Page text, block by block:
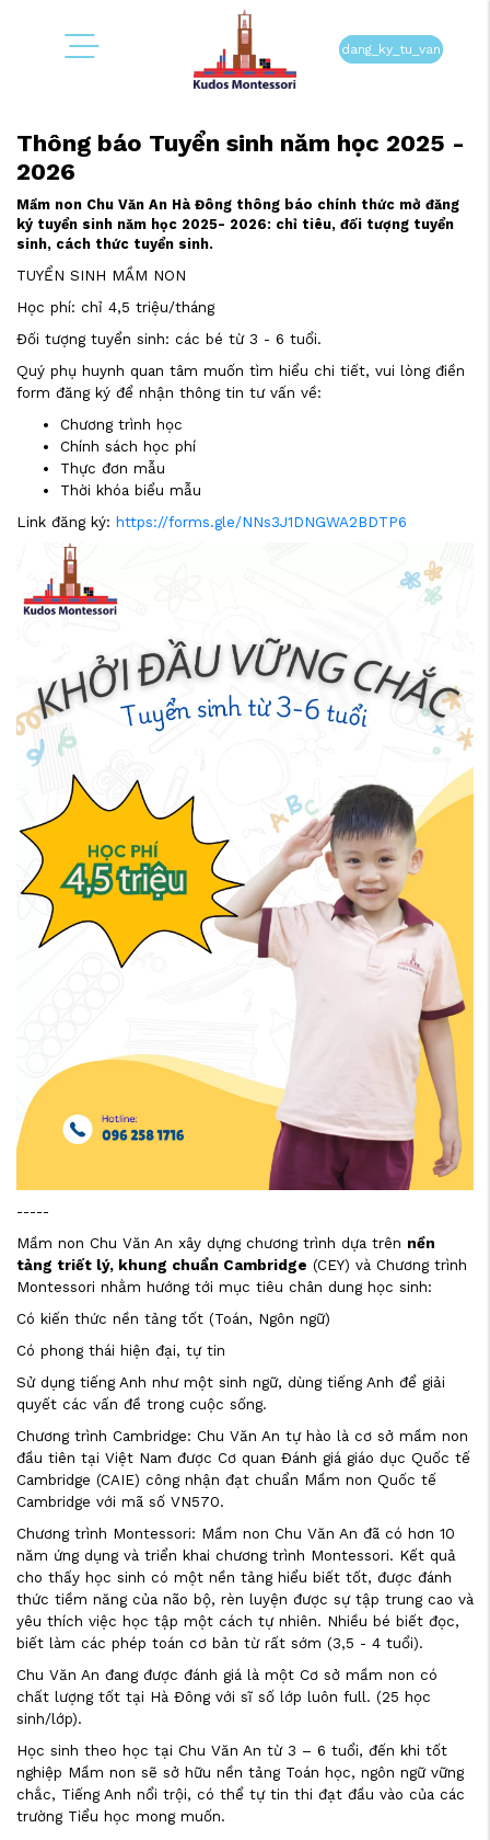
dang_ky_tu_van
Thông báo Tuyển sinh năm học 2025 -
2026
Mầm non Chu Văn An Hà Đông thông báo chính thức mở đăng
ký tuyển sinh năm học 2025- 2026: chỉ tiêu, đối tượng tuyển
sinh, cách thức tuyển sinh.
TUYỂN SINH MẦM NON
Học phí: chỉ 4,5 triệu/tháng
Đối tượng tuyển sinh: các bé từ 3 - 6 tuổi.
Quý phụ huynh quan tâm muốn tìm hiểu chi tiết, vui lòng điền
form đăng ký để nhận thông tin tư vấn về:
Chương trình học
Chính sách học phí
Thực đơn mẫu
Thời khóa biểu mẫu
Link đăng ký: https://forms.gle/NNs3J1DNGWA2BDTP6
-----
Mầm non Chu Văn An xây dựng chương trình dựa trên nền
tảng triết lý, khung chuẩn Cambridge (CEY) và Chương trình
Montessori nhằm hướng tới mục tiêu chân dung học sinh:
Có kiến thức nền tảng tốt (Toán, Ngôn ngữ)
Có phong thái hiện đại, tự tin
Sử dụng tiếng Anh như một sinh ngữ, dùng tiếng Anh để giải
quyết các vấn đề trong cuộc sống.
Chương trình Cambridge: Chu Văn An tự hào là cơ sở mầm non
đầu tiên tại Việt Nam được Cơ quan Đánh giá giáo dục Quốc tế
Cambridge (CAIE) công nhận đạt chuẩn Mầm non Quốc tế
Cambridge với mã số VN570.
Chương trình Montessori: Mầm non Chu Văn An đã có hơn 10
năm ứng dụng và triển khai chương trình Montessori. Kết quả
cho thấy học sinh có một nền tảng hiểu biết tốt, được đánh
thức tiềm năng của não bộ, rèn luyện được sự tập trung cao và
yêu thích việc học tập một cách tự nhiên. Nhiều bé biết đọc,
biết làm các phép toán cơ bản từ rất sớm (3,5 - 4 tuổi).
Chu Văn An đang được đánh giá là một Cơ sở mầm non có
chất lượng tốt tại Hà Đông với sĩ số lớp luôn full. (25 học
sinh/lớp).
Học sinh theo học tại Chu Văn An từ 3 – 6 tuổi, đến khi tốt
nghiệp Mầm non sẽ sở hữu nền tảng Toán học, ngôn ngữ vững
chắc, Tiếng Anh nổi trội, có thể tự tin thi đạt đầu vào của các
trường Tiểu học mong muốn.